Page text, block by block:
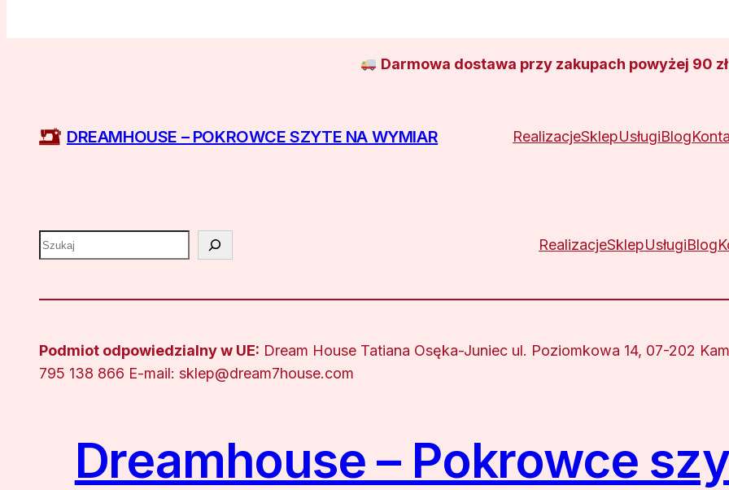
Darmowa dostawa przy zakupach powyżej 90
DREAMHOUSE – POKROWCE SZYTE NA WYMIAR RealizacjeSklepUsługiBlog
Szukaj RealizacjeSklepUsługiBlog
Podmiot odpowiedzialny w UE: Dream House Tatiana Osęka-Juniec ul. Poziomkowa 14, 07-202
795 138 866 E-mail: sklep@dream7house.com
Dreamhouse – Pokrowce